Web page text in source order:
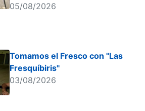
05/08/2026
Tomamos el Fresco con "Las
Fresquíbiris"
03/08/2026